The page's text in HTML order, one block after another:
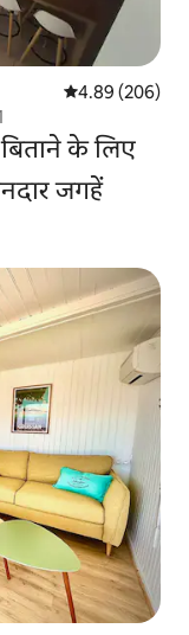
औसत रेटिंग 5 में से
4.89 (206)
के लिए
जगहें